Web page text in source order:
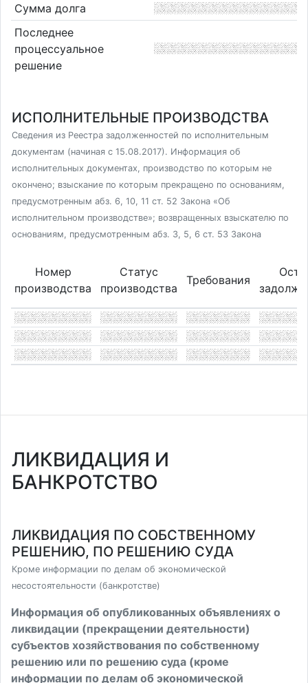
Сумма долга
Последнее
процессуальное
решение
ИСПОЛНИТЕЛЬНЫЕ ПРОИЗВОДСТВА
Сведения из Реестра задолженностей по исполнительным
документам (начиная с 15.08.2017). Информация об
исполнительных документах, производство по которым не
окончено; взыскание по которым прекращено по основаниям,
предусмотренным абз. 6, 10, 11 ст. 52 Закона «Об
исполнительном производстве»; возвращенных взыскателю по
основаниям, предусмотренным абз. 3, 5, 6 ст. 53 Закона
Номер
производства
Статус
производства
Требования
ЛИКВИДАЦИЯ И
БАНКРОТСТВО
ЛИКВИДАЦИЯ ПО СОБСТВЕННОМУ
РЕШЕНИЮ, ПО РЕШЕНИЮ СУДА
Кроме информации по делам об экономической
несостоятельности (банкротстве)
Информация об опубликованных объявлениях о
ликвидации (прекращении деятельности)
субъектов хозяйствования по собственному
решению или по решению суда (кроме
информации по делам об экономической